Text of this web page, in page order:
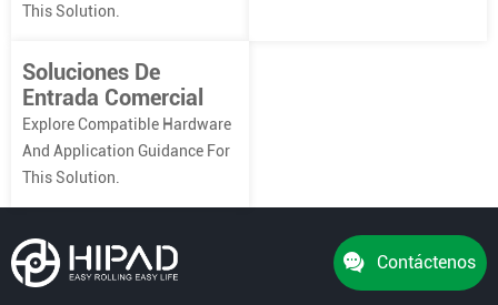
This Solution.
Soluciones De
Entrada Comercial
Explore Compatible Hardware
And Application Guidance For
This Solution.
Contáctenos